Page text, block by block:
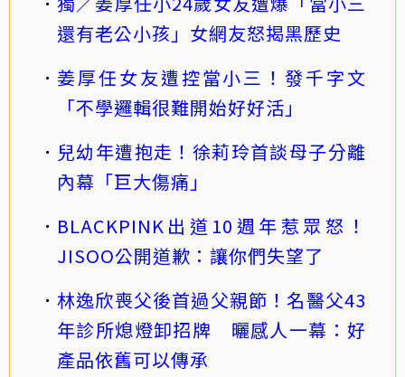
還有老公小孩」女網友怒揭黑歷史
姜厚任女友遭控當小三！發千字文
「不學邏輯很難開始好好活」
兒幼年遭抱走！徐莉玲首談母子分離
內幕「巨大傷痛」
BLACKPINK出道10週年惹眾怒！
JISOO公開道歉：讓你們失望了
林逸欣喪父後首過父親節！名醫父43
年診所熄燈卸招牌 曬感人一幕：好
產品依舊可以傳承